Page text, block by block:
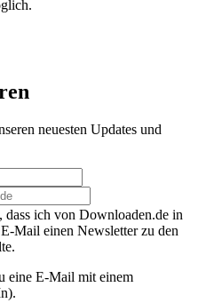
neuesten Updates und
dass ich von Downloaden.de in
Mail einen Newsletter zu den
eine E-Mail mit einem